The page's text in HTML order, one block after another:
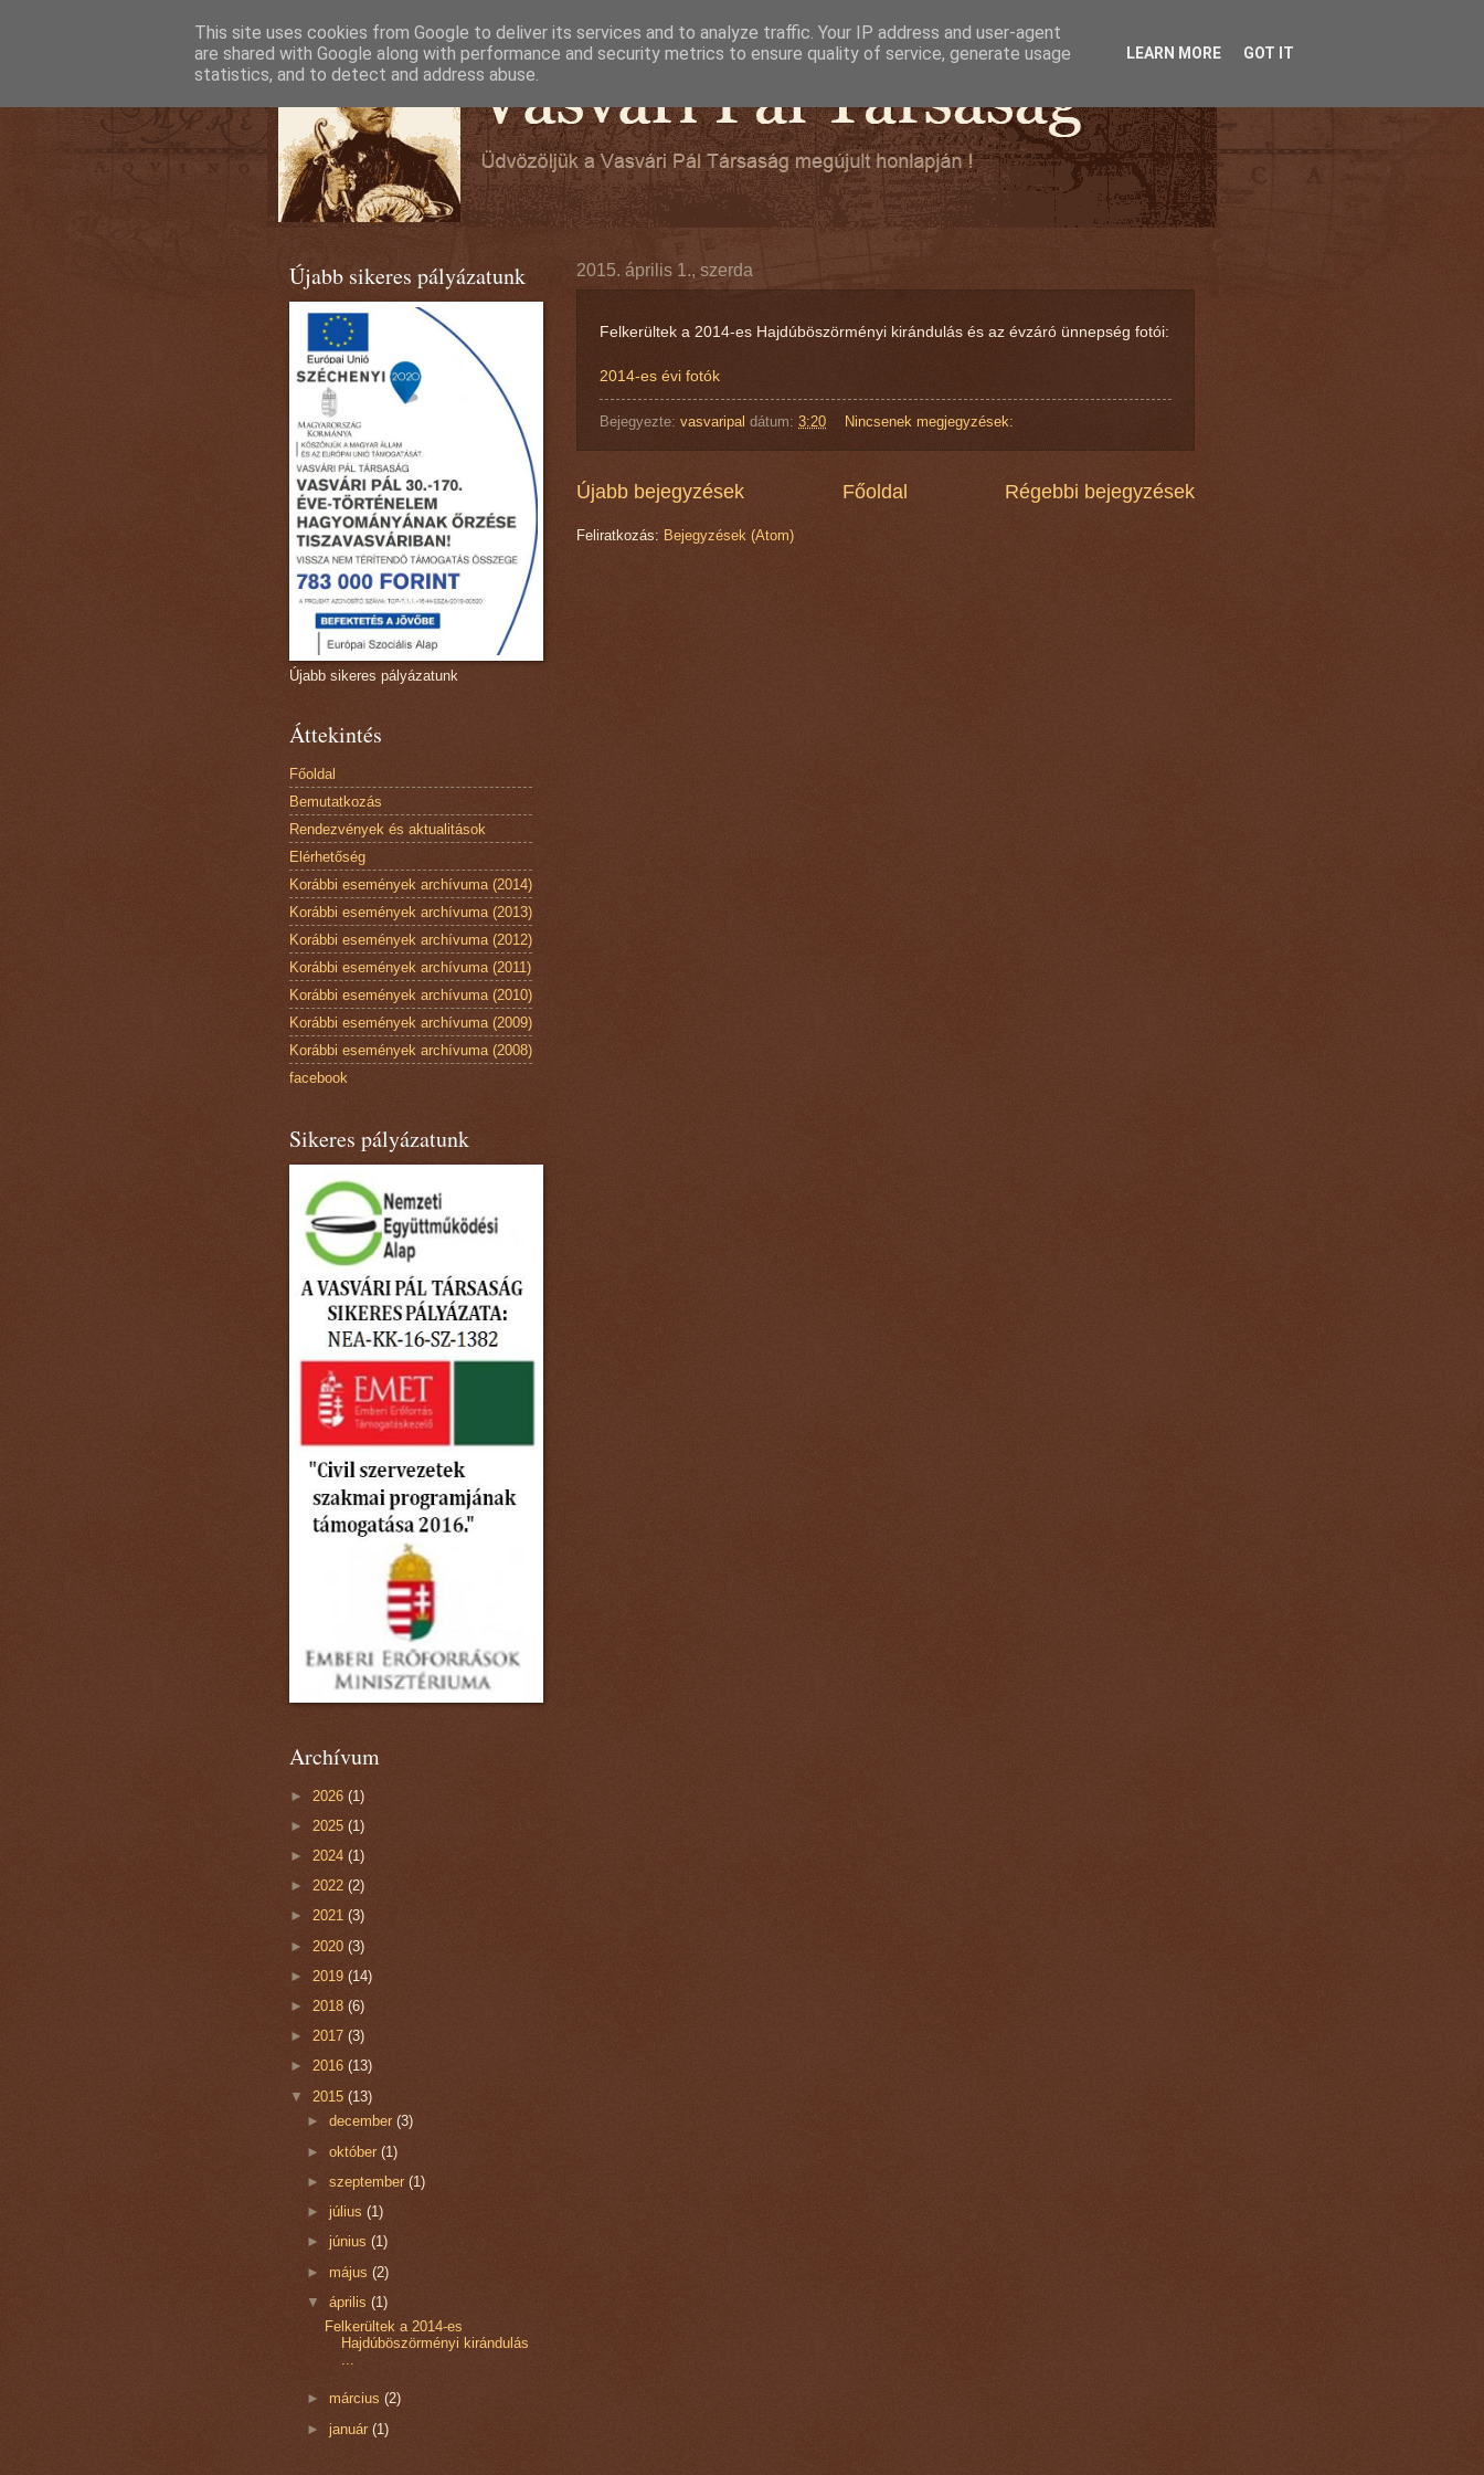
2015. április 1., szerda
Felkerültek a 2014-es Hajdúböszörményi kirándulás és az évzáró ünnepség fotói:
2014-es évi fotók
Bejegyezte: vasvaripal dátum: 3:20 Nincsenek megjegyzések:
Újabb bejegyzések Régebbi bejegyzések
Főoldal
Feliratkozás: Bejegyzések (Atom)
Újabb sikeres pályázatunk
Újabb sikeres pályázatunk
Áttekintés
Főoldal
Bemutatkozás
Rendezvények és aktualitások
Elérhetőség
Korábbi események archívuma (2014)
Korábbi események archívuma (2013)
Korábbi események archívuma (2012)
Korábbi események archívuma (2011)
Korábbi események archívuma (2010)
Korábbi események archívuma (2009)
Korábbi események archívuma (2008)
facebook
Sikeres pályázatunk
Archívum
► 2026 (1)
► 2025 (1)
► 2024 (1)
► 2022 (2)
► 2021 (3)
► 2020 (3)
► 2019 (14)
► 2018 (6)
► 2017 (3)
► 2016 (13)
▼ 2015 (13)
►december(3)
►október(1)
►szeptember(1)
►július(1)
►június(1)
► május(2)
▼április(1)
Felkerültek a 2014-es
Hajdúböszörményi kirándulás
...
► március(2)
►január(1)
This site uses cookies from Google to deliver its services and to analyze traffic. Your IP address and user-agent
are shared with Google along with performance and security metrics to ensure quality of service, generate usage
statistics, and to detect and address abuse.
LEARN MORE GOT IT